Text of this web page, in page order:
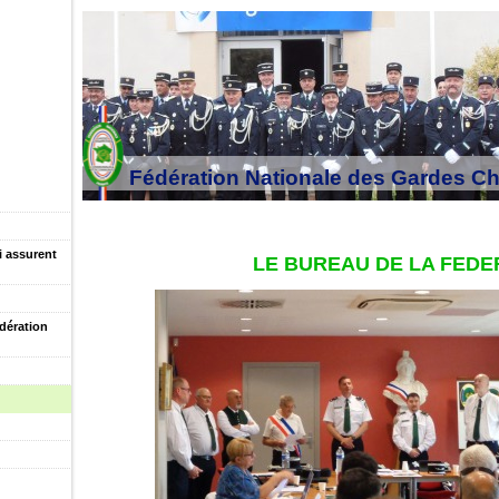
Fédération Nationale des Gardes
LE BUREAU DE LA
assurent